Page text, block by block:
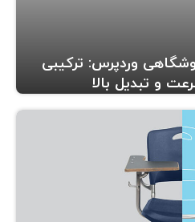
وردپرس: ترکیبی
و تبدیل بالا